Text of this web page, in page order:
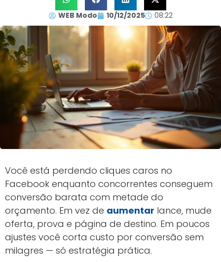
WEB Modo 10/12/2025 08:22
Você está perdendo cliques caros no
Facebook enquanto concorrentes conseguem
conversão barata com metade do
orçamento. Em vez de aumentar lance, mude
oferta, prova e página de destino. Em poucos
ajustes você corta custo por conversão sem
milagres — só estratégia prática.